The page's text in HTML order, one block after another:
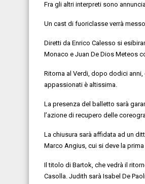
Fra gli altri interpreti sono
Un cast di fuoriclasse verrà
Diretti da Enrico Calesso si
Monaco e Juan De Dios Meteos
Ritorna al Verdi, dopo dodici
appassionati è altissima.
La presenza del balletto sarà
l’azione di recupero delle
La chiusura sarà affidata ad un
Marco Angius, cui si deve la
Il titolo di Bartok, che vedrà il
Casolla. Judith sarà Isabel De